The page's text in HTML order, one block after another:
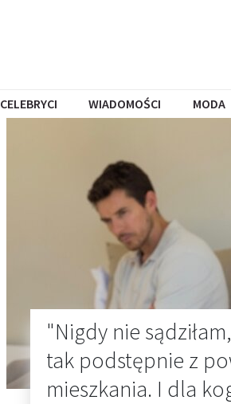
CELEBRYCI WIADOMOŚCI MODA
"Nigdy nie
tak podstępnie z
mieszkania. I dla